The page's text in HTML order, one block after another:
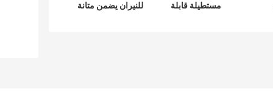
مستطيلة قابلة
للنيران يضمن متانة